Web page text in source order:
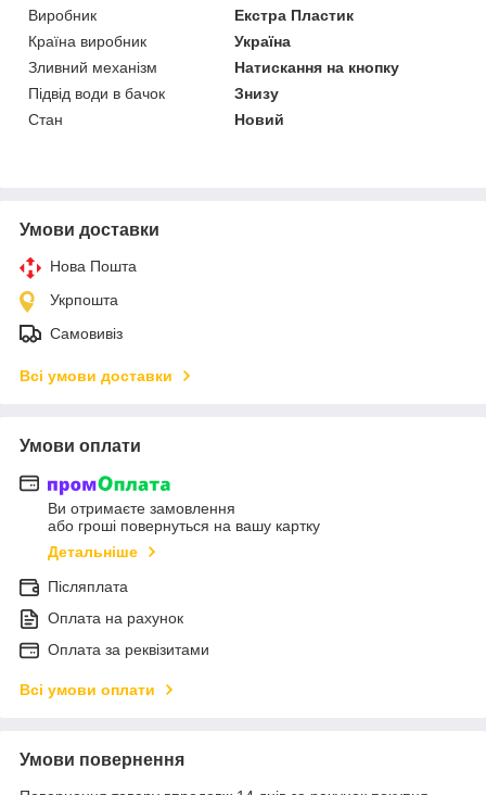
Виробник
Екстра Пластик
Країна виробник
Україна
Зливний механізм
Натискання на кнопку
Підвід води в бачок
Знизу
Стан
Новий
Умови доставки
Нова Пошта
Укрпошта
Самовивіз
Всі умови доставки
Умови оплати
Ви отримаєте замовлення
або гроші повернуться на вашу картку
Детальніше
Післяплата
Оплата на рахунок
Оплата за реквізитами
Всі умови оплати
Умови повернення